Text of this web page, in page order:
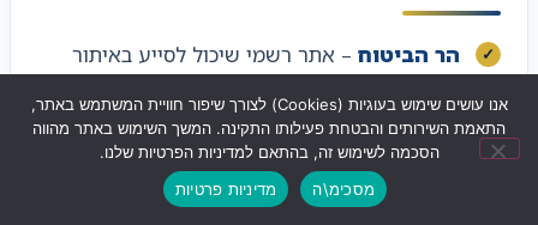
הר הביטוח – אתר רשמי שיכול לסייע באיתור
מחשבון ביטוח חיים– כלי רשמי שיכול לעזור
להבין עלויות והשוואות כלליות בתחום ביטוח
לחצו לחיוג
אנו עושים שימוש בעוגיות (Cookies) לצורך שיפור חוויית המשתמש באתר,
התאמת השירותים והבטחת פעילותו התקינה. המשך השימוש באתר מהווה
הסכמה לשימוש זה, בהתאם למדיניות הפרטיות שלנו.
מסכימ\ה
מדיניות פרטיות